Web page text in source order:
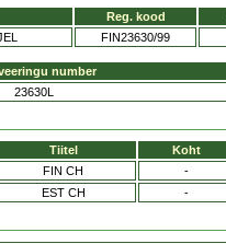
Reg. kood
FIN23630/99
number
23630L
Tiitel
Koht
FIN CH
-
EST CH -